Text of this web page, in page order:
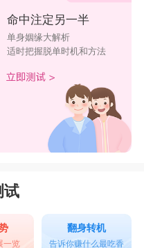
话题往你的工作上带
雅的男生，天生注重
追求着平衡。在聊天
的是二人心灵的相合。
言和话术陷阱中，聊
魂，才能让他印象深
来，他们更希望和对
命中注定另一半
单身姻缘大解析
适时把握脱单时机和方法
试
一览
翻身转机
告诉你赚什么最吃香